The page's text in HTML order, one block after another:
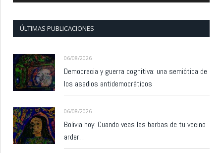
ÚLTIMAS PUBLICACIONES
06/08/2026
Democracia y guerra cognitiva: una semiótica de
los asedios antidemocráticos
06/08/2026
Bolivia hoy: Cuando veas las barbas de tu vecino
arder…